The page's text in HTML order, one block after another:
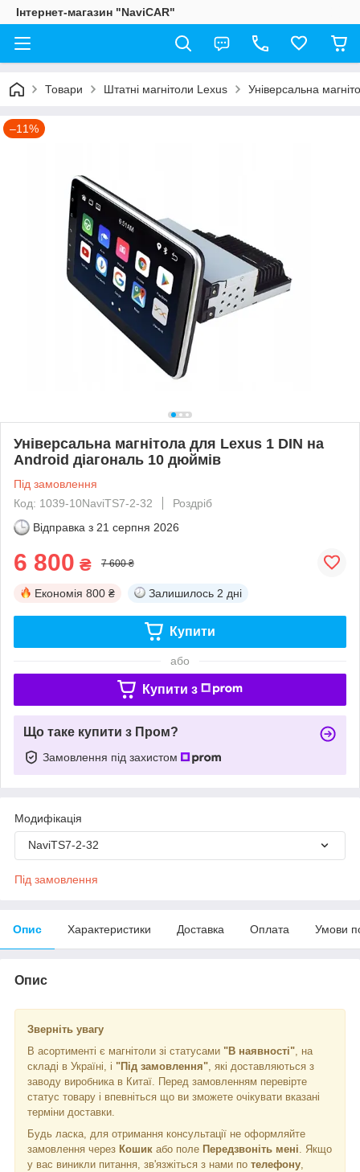
Інтернет-магазин "NaviCAR"
Товари Штатні магнітоли Lexus Універсальна
–11%
Універсальна магнітола для Lexus 1 DIN на
Android діагональ 10 дюймів
Під замовлення
Код: 1039-10NaviTS7-2-32
Роздріб
Відправка з 21 серпня 2026
6 800 ₴ 7 600 ₴
Економія 800 ₴ Залишилось 2 дні
Купити
або
Купити з
Що таке купити з Пром?
Замовлення під захистом
Модифікація
NaviTS7-2-32
Під замовлення
Опис Характеристики Доставка Оплата Умови
Опис
Зверніть увагу
В асортименті є магнітоли зі статусами "В наявності" , на
складі в Україні, і "Під замовлення" , які доставляються з
заводу виробника в Китаї. Перед замовленням перевірте
статус товару і впевніться що ви зможете очікувати вказані
терміни доставки.
Будь ласка, для отримання консультації не оформляйте
замовлення через Кошик або поле Передзвоніть мені . Якщо
у вас виникли питання, зв'язжіться з нами по телефону